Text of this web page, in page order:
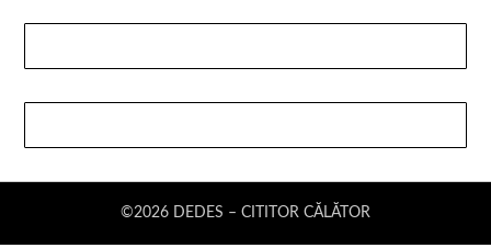
©2026 DEDES – CITITOR CĂLĂTOR